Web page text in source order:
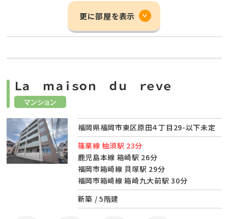
更に部屋を表示
マンション
Ｌａ ｍａｉｓｏｎ ｄｕ ｒｅｖｅ
福岡県福岡市東区原田４丁目29-以下未定
篠栗線 柚須駅 23分
鹿児島本線 箱崎駅 26分
福岡市箱崎線 貝塚駅 29分
福岡市箱崎線 箱崎九大前駅 30分
新築 / 5階建